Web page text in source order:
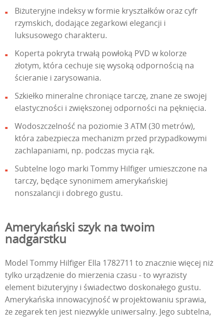
Biżuteryjne indeksy w formie kryształków oraz cyfr
rzymskich, dodające zegarkowi elegancji i
luksusowego charakteru.
Koperta pokryta trwałą powłoką PVD w kolorze
złotym, która cechuje się wysoką odpornością na
ścieranie i zarysowania.
Szkiełko mineralne chroniące tarczę, znane ze swojej
elastyczności i zwiększonej odporności na pęknięcia.
Wodoszczelność na poziomie 3 ATM (30 metrów),
która zabezpiecza mechanizm przed przypadkowymi
zachlapaniami, np. podczas mycia rąk.
Subtelne logo marki Tommy Hilfiger umieszczone na
tarczy, będące synonimem amerykańskiej
nonszalancji i dobrego gustu.
Amerykański szyk na twoim
nadgarstku
Model Tommy Hilfiger Ella 1782711 to znacznie więcej niż
tylko urządzenie do mierzenia czasu - to wyrazisty
element biżuteryjny i świadectwo doskonałego gustu.
Amerykańska innowacyjność w projektowaniu sprawia,
że zegarek ten jest niezwykle uniwersalny. Jego subtelna,